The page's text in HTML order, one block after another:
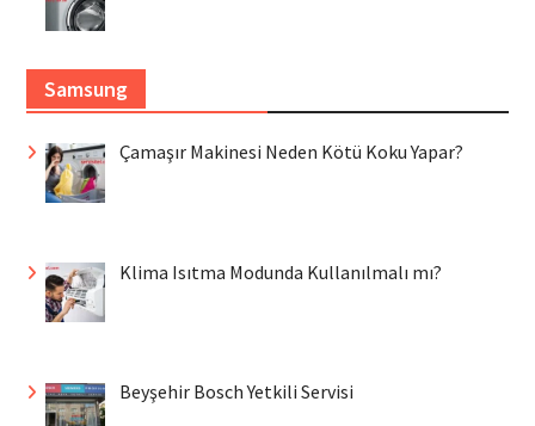
Samsung
Çamaşır Makinesi Neden Kötü Koku Yapar?
Klima Isıtma Modunda Kullanılmalı mı?
Beyşehir Bosch Yetkili Servisi